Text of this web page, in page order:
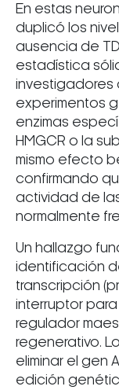
En estas
duplicó los
ausencia de
estadística
investigadores
experimentos
enzimas
HMGCR o la
mismo efecto
confirmando
actividad de
normalmente
Un hallazgo
identificación
transcripción
interruptor
regulador
regenerativo.
eliminar el gen
edición